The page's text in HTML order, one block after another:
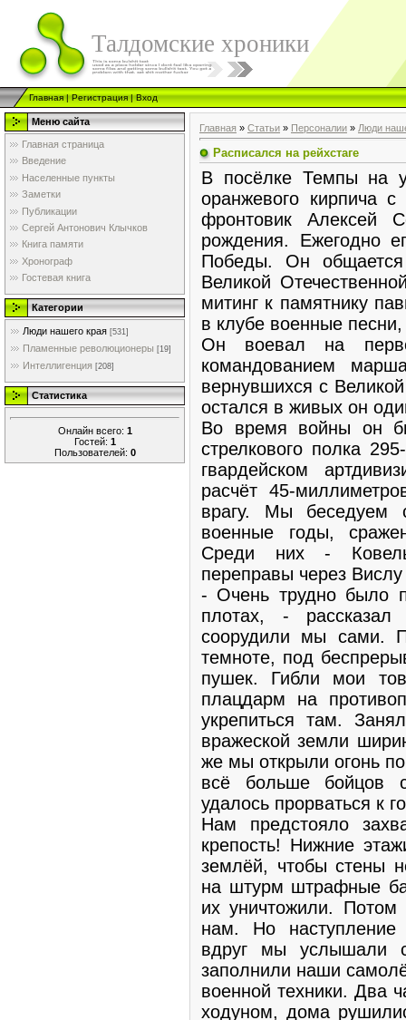
Талдомские хроники
Главная|Регистрация|Вход
Меню сайта
Главная страница
Введение
Населенные пункты
Заметки
Публикации
Сергей Антонович Клычков
Книга памяти
Хронограф
Гостевая книга
Категории
Люди нашего края [531]
Пламенные революционеры [19]
Интеллигенция [208]
Статистика
Онлайн всего: 1
Гостей: 1
Пользователей: 0
Главная » Статьи » Персоналии » Люди
Расписался на рейхстаге
В посёлке Темпы на
оранжевого кирпича
фронтовик Алексей
рождения. Ежегодно
Победы. Он
Великой
митинг к памятнику
в клубе военные
Он воевал на
командованием
вернувшихся с
остался в живых он
Во время войны он
стрелкового полка
гвардейском
расчёт 45-
врагу. Мы беседуем
военные годы,
Среди них -
переправы через
- Очень трудно было
плотах, -
соорудили мы сами.
темноте, под
пушек. Гибли мои
плацдарм на
укрепиться там.
вражеской земли
же мы открыли огонь
всё больше бойцов
удалось прорваться к
Нам предстояло
крепость! Нижние
землёй, чтобы стены
на штурм штрафные
их уничтожили. Потом
нам. Но
вдруг мы услышали
заполнили наши
военной техники. Два
ходуном, дома